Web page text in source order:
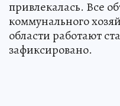
привлекалась. Все
коммунального
области работают
зафиксировано.